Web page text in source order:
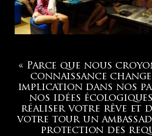
« Parce que nous
connaissance
implication dans nos
nos idées
réaliser votre rêve et
votre tour un
protection des